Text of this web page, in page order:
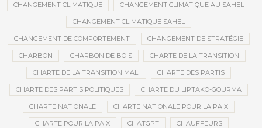
CHANGEMENT CLIMATIQUE CHANGEMENT CLIMATIQUE AU SAHEL
CHANGEMENT CLIMATIQUE SAHEL
CHANGEMENT DE COMPORTEMENT CHANGEMENT DE STRATÉGIE
CHARBON CHARBON DE BOIS CHARTE DE LA TRANSITION
CHARTE DE LA TRANSITION MALI CHARTE DES PARTIS
CHARTE DES PARTIS POLITIQUES CHARTE DU LIPTAKO-GOURMA
CHARTE NATIONALE CHARTE NATIONALE POUR LA PAIX
CHARTE POUR LA PAIX CHATGPT CHAUFFEURS